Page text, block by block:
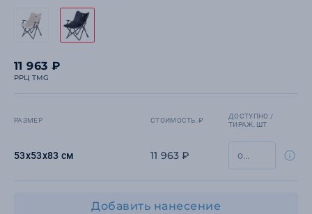
11 963 ₽
РРЦ TMG
РАЗМЕР СТОИМОСТЬ, ₽
ДОСТУПНО /
ТИРАЖ, ШТ
53х53х83 см 11 963 ₽
Добавить нанесение